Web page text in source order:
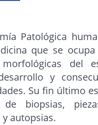
Patológica
que se
morfológicas del
y
Su fin último
biopsias,
autopsias.